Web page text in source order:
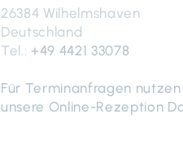
26384 Wilhelmshaven
Deutschland
Tel.: +49 4421 33078
Für Terminanfragen
unsere Online-Rezeption